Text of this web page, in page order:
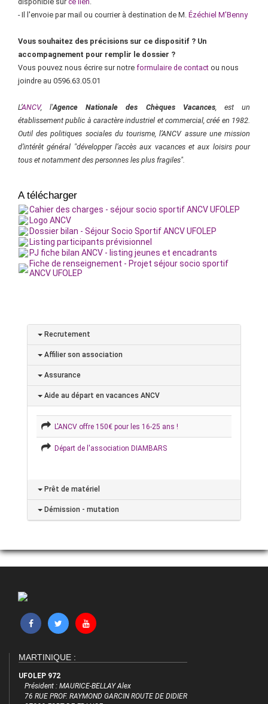
- Il l'envoie par mail ou courrier à destination de M. Ézéchiel M'Benny
Vous souhaitez des précisions sur ce dispositif ? Un
accompagnement pour remplir le dossier ?
Vous pouvez nous écrire sur notre formulaire de contact ou nous
joindre au 0596.63.05.01
L’ANCV, l'Agence Nationale des Chèques Vacances, est un
établissement public à caractère industriel et commercial, créé en 1982.
Outil des politiques sociales du tourisme, l’ANCV assure une mission
d’intérêtgénéral "développer l’accès aux vacances et aux loisirs pour
tous et notamment des personnes les plus fragiles".
A télécharger
Cahier des charges - séjour socio sportif ANCV UFOLEP
Logo ANCV
Dossier bilan - Séjour Socio Sportif ANCV UFOLEP
Listing participants prévisionnel
PJ fiche bilan ANCV - listing jeunes et encadrants
Fiche de renseignement - Projet séjour socio sportif
ANCV UFOLEP
Recrutement
Affilier son association
Assurance
Aide au départ en vacances ANCV
L'ANCV offre 150€ pour les 16-25 ans !
Départ de l'association DIAMBARS
Prêt de matériel
Démission - mutation
MARTINIQUE :
UFOLEP 972
Président : MAURICE-BELLAY Alex
76 RUE PROF. RAYMOND GARCIN ROUTE DE DIDIER